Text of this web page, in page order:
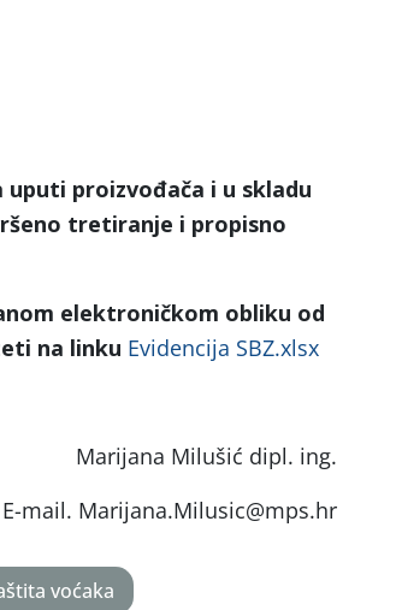
proizvođača i u skladu
tretiranje i propisno
elektroničkom obliku od
na linku Evidencija SBZ.xlsx
Marijana Milušić dipl. ing.
E-mail. Marijana.Milusic@mps.hr
voćaka